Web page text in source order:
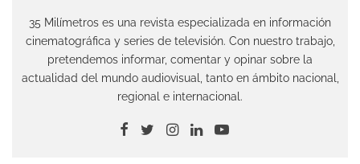
35 Milímetros es una revista especializada en información
cinematográfica y series de televisión. Con nuestro trabajo,
pretendemos informar, comentar y opinar sobre la
actualidad del mundo audiovisual, tanto en ámbito nacional,
regional e internacional.